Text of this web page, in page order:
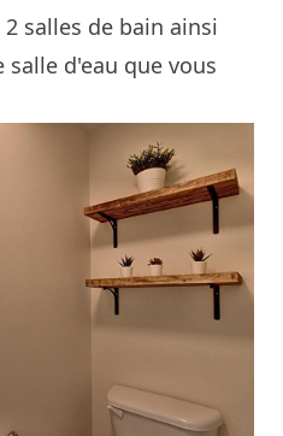
salles de bain ainsi
d'eau que vous